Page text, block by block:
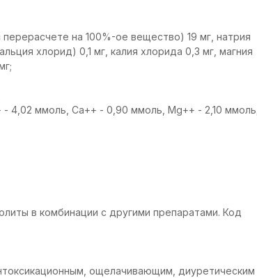
на 100%-ое вещество) 19 мг, натрия
хлорид) 0,1 мг, калия хлорида 0,3 мг, магния
4,02 ммоль, Са++ - 0,90 ммоль, Мg++ - 2,10 ммоль,
в комбинации с другими препаратами. Код
ощелачивающим, диуретическим